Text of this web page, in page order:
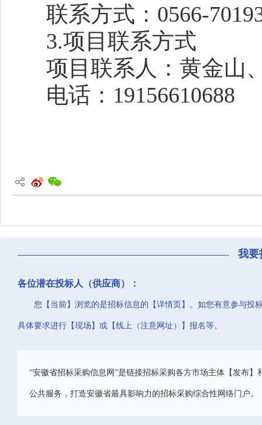
联系方式： 0566-
3.项目联系方式
项目联系人：黄金山
电话： 19156610688
我要
各位潜在投标人（供应商）：
您【当前】浏览的是招标信息的【详情页】。如您有意参与投
具体要求进行【现场】或【线上（注意网址）】报名等。
“安徽省招标采购信息网”是链接招标采购各方市场主体【发布
公共服务，打造安徽省最具影响力的招标采购综合性网络门户。